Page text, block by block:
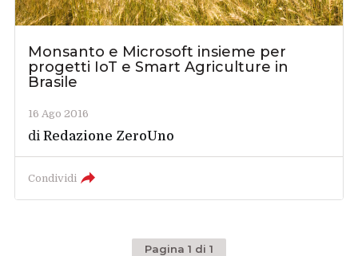
Monsanto e Microsoft insieme per
progetti IoT e Smart Agriculture in
Brasile
16 Ago 2016
diRedazione ZeroUno
Condividi
Pagina 1 di 1